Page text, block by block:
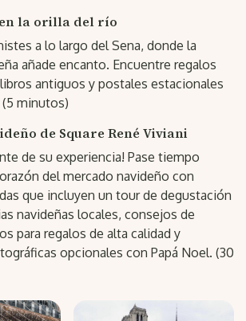
la orilla del río
a lo largo del Sena, donde la
añade encanto. Encuentre regalos
antiguos y postales estacionales
(5 minutos)
de Square René Viviani
de su experiencia! Pase tiempo
del mercado navideño con
que incluyen un tour de degustación
navideñas locales, consejos de
para regalos de alta calidad y
opcionales con Papá Noel. (30